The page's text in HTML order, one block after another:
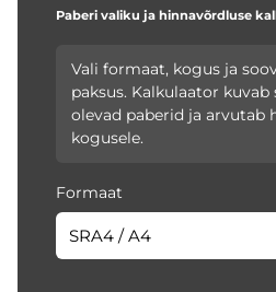
Paberi valiku ja hinnavõrdluse
Vali formaat, kogus ja
paksus. Kalkulaator kuvab
olevad paberid ja arvutab
kogusele.
Formaat